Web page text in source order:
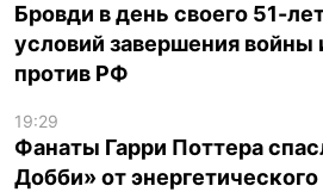
Бровди в день своего 51-
условий завершения войны
против РФ
19:29
Фанаты Гарри Поттера
Добби» от